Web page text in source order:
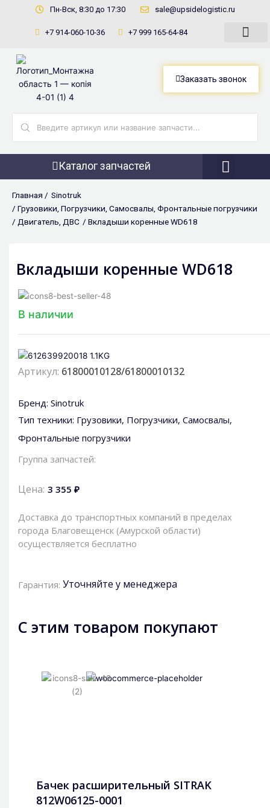
содержимому
Пн-Вск, 8:30 до 17:30 sale@upsidelogistic.ru
+7 914-060-10-36 +7 999 165-64-84
Заказать звонок
Каталог запчастей
Главная / Sinotruk
/ Грузовики Погрузчики Самосвалы Фронтальные погрузчики
/ Двигатель ДВС / Вкладыши коренные WD618
Вкладыши коренные WD618
В наличии
Артикул: 61800010128/61800010132
Бренд: Sinotruk
Тип техники: Грузовики, Погрузчики, Самосвалы,
Фронтальные погрузчики
Группа запчастей:
Цена: 3 355 ₽
Доставка до транспортных компаний в пределах
города Благовещенск (Амурской области)
осуществляется бесплатно
Гарантия: Уточняйте у менеджера
С этим товаром покупают
Бачек расширительный SITRAK
812W06125-0001